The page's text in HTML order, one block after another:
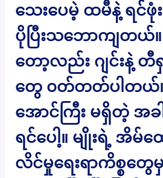
သေးပေမဲ့ ထမီနဲ့ ရင်
ပိုပြီးသဘောကျတယ်
တော့လည်း ဂျင်းနဲ့ တီ
တွေ ၀တ်တတ်ပါတယ်
အောင်ကြီး မရှိတဲ့ အ
ရင်ပေါ့။ မျိုးရဲ့ အိ
လိင်မှုရေးရာကိစ္စတွေ